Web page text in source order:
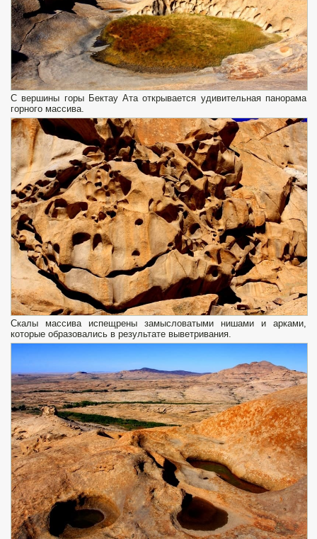
С вершины горы Бектау Ата открывается удивительная панорама
горного массива.
Скалы массива испещрены замысловатыми нишами и арками,
которые образовались в результате выветривания.